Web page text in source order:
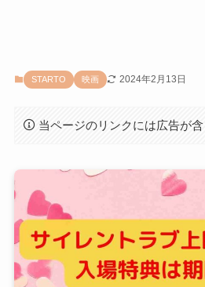
STARTO 映画 2024年2月13日
当ページのリンクには広告が含